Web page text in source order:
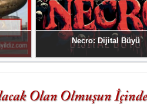
Necro: Dijital Büyü